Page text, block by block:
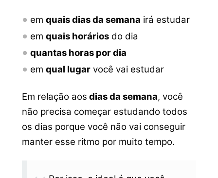
em quais diasda semana irá estudar
em quais horáriosdo dia
quantas horas por dia
em qual lugarvocê vai estudar
Em relação aos dias da semana, você
não precisa começar estudando todos
os dias porque você não vai conseguir
manter esse ritmo por muito tempo.